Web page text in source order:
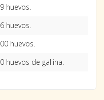
huevos.
huevos.
huevos.
huevos de gallina.